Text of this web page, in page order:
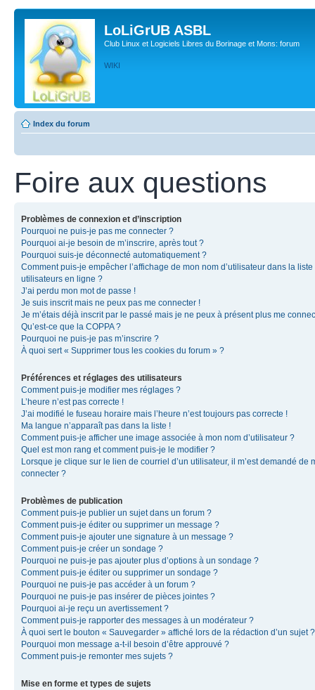
LoLiGrUB ASBL
Club Linux et Logiciels Libres du Borinage et Mons: forum
WIKI
Index du forum
Foire aux questions
Problèmes de connexion et d’inscription
Pourquoi ne puis-je pas me connecter ?
Pourquoi ai-je besoin de m’inscrire, après tout ?
Pourquoi suis-je déconnecté automatiquement ?
Comment puis-je empêcher l’affichage de mon nom d’utilisateur dans la liste
utilisateurs en ligne ?
J’ai perdu mon mot de passe !
Je suis inscrit mais ne peux pas me connecter !
Je m’étais déjà inscrit par le passé mais je ne peux à présent plus me
Qu’est-ce que la COPPA ?
Pourquoi ne puis-je pas m’inscrire ?
À quoi sert « Supprimer tous les cookies du forum » ?
Préférences et réglages des utilisateurs
Comment puis-je modifier mes réglages ?
L’heure n’est pas correcte !
J’ai modifié le fuseau horaire mais l’heure n’est toujours pas correcte !
Ma langue n’apparaît pas dans la liste !
Comment puis-je afficher une image associée à mon nom d’utilisateur ?
Quel est mon rang et comment puis-je le modifier ?
Lorsque je clique sur le lien de courriel d’un utilisateur, il m’est demandé de
connecter ?
Problèmes de publication
Comment puis-je publier un sujet dans un forum ?
Comment puis-je éditer ou supprimer un message ?
Comment puis-je ajouter une signature à un message ?
Comment puis-je créer un sondage ?
Pourquoi ne puis-je pas ajouter plus d’options à un sondage ?
Comment puis-je éditer ou supprimer un sondage ?
Pourquoi ne puis-je pas accéder à un forum ?
Pourquoi ne puis-je pas insérer de pièces jointes ?
Pourquoi ai-je reçu un avertissement ?
Comment puis-je rapporter des messages à un modérateur ?
À quoi sert le bouton « Sauvegarder » affiché lors de la rédaction d’un sujet ?
Pourquoi mon message a-t-il besoin d’être approuvé ?
Comment puis-je remonter mes sujets ?
Mise en forme et types de sujets